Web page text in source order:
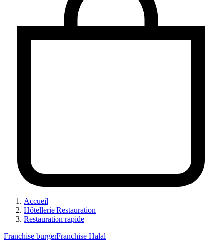
Accueil
Hôtellerie Restauration
Restauration rapide
Franchise burgerFranchise Halal